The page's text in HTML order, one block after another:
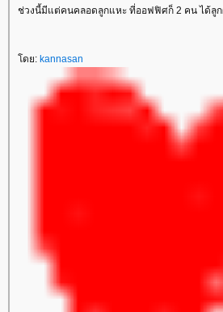
ช่วงนี้มีแต่คนคลอดลูกแหะ ที่ออฟฟิศก็ 2 คน ได้ลูก
ดย: kannasan